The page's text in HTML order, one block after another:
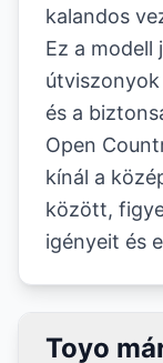
kalandos
Ez a modell
és a
Open
kínál a
között,
igényeit és
Toyo